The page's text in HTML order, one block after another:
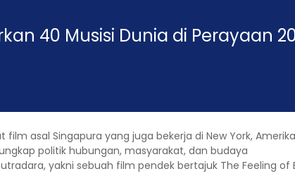
40 Musisi Dunia di Perayaan
asal Singapura yang juga bekerja di New York,
politik hubungan, masyarakat, dan budaya
yakni sebuah film pendek bertajuk The Feeling